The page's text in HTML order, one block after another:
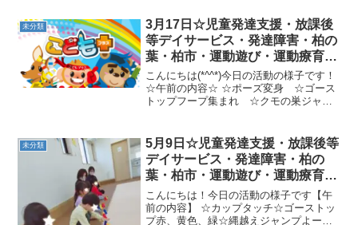
未分類
3月17日☆児童発達支援・放課後
等デイサービス・発達障害・柏の
葉・柏市・運動遊び・運動療育・
プログラム・楽しい療育
こんにちは(*^^*)今日の活動の様子です！
☆午前の内容☆ ☆ポーズ変身 ☆ゴース
トップフープ集まれ ☆クモの巣ジャン
障害物果物運び☆かめ、凸凹ペンギン、
カンガルー果物...
未分類
5月9日☆児童発達支援・放課後等
デイサービス・発達障害・柏の
葉・柏市・運動遊び・運動療育・
プログラム・楽しい療育
こんにちは！今日の活動の様子です【午
前の内容】 ☆カップタッチ☆ゴーストッ
プ赤、黄色、緑☆縄越えジャンプよーい